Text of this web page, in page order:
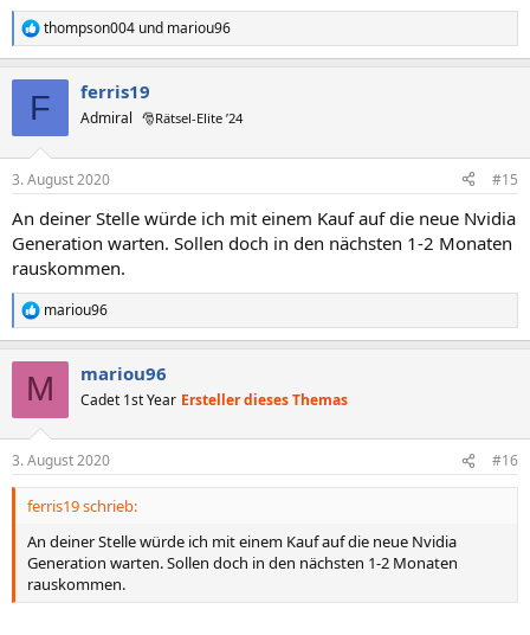
R
e
e
:
thompson004 und mariou96
F ferris19
Admiral 🎅Rätsel-Elite ’24
3. August 2020 #15
An deiner Stelle würde ich mit einem Kauf auf die neue Nvidia
Generation warten. Sollen doch in den nächsten 1-2 Monaten
rauskommen.
R
e
e
n
mariou96
M mariou96
Cadet 1st Year Ersteller dieses Themas
3. August 2020 #16
ferris19 schrieb:
An deiner Stelle würde ich mit einem Kauf auf die neue Nvidia
Generation warten. Sollen doch in den nächsten 1-2 Monaten
rauskommen.